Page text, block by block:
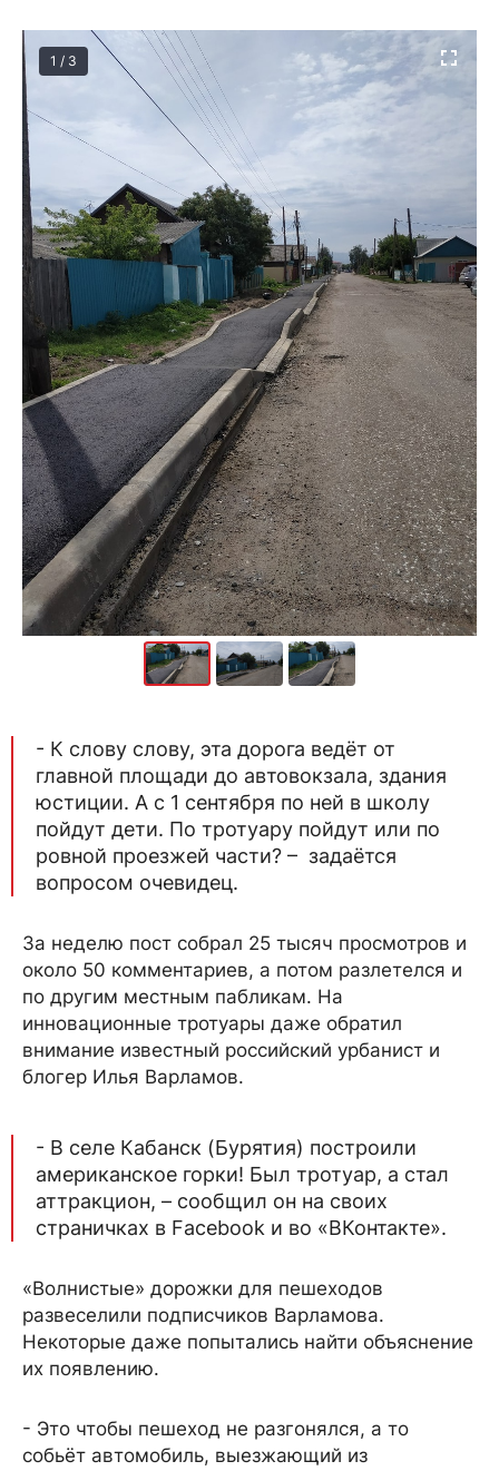
1 / 3
- К слову слову, эта дорога ведёт от
главной площади до автовокзала, здания
юстиции. А с 1 сентября по ней в школу
пойдут дети. По тротуару пойдут или по
ровной проезжей части? – задаётся
вопросом очевидец.
За неделю пост собрал 25 тысяч просмотров и
около 50 комментариев, а потом разлетелся и
по другим местным пабликам. На
инновационные тротуары даже обратил
внимание известный российский урбанист и
блогер Илья Варламов.
- В селе Кабанск (Бурятия) построили
американское горки! Был тротуар, а стал
аттракцион, – сообщил он на своих
страничках в Facebook и во «ВКонтакте».
«Волнистые» дорожки для пешеходов
развеселили подписчиков Варламова.
Некоторые даже попытались найти объяснение
их появлению.
- Это чтобы пешеход не разгонялся, а то
собьёт автомобиль, выезжающий из